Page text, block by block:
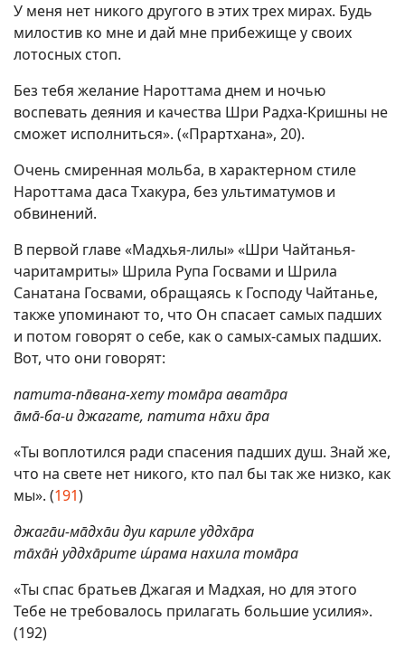
У меня нет никого другого в этих трех мирах. Будь
милостив ко мне и дай мне прибежище у своих
лотосных стоп.
Без тебя желание Нароттама днем и ночью
воспевать деяния и качества Шри Радха-Кришны не
сможет исполниться». («Прартхана», 20).
Очень смиренная мольба, в характерном стиле
Нароттама даса Тхакура, без ультиматумов и
обвинений.
В первой главе «Мадхья-лилы» «Шри Чайтанья-
чаритамриты» Шрила Рупа Госвами и Шрила
Санатана Госвами, обращаясь к Господу Чайтанье,
также упоминают то, что Он спасает самых падших
и потом говорят о себе, как о самых-самых падших.
Вот, что они говорят:
патита-пāвана-хету томāра аватāра
āмā-ба-и джагате, патита нāхи āра
«Ты воплотился ради спасения падших душ. Знай же,
что на свете нет никого, кто пал бы так же низко, как
мы». (191)
джагāи-мāдхāи дуи кариле уддхāра
тāхāн̇ уддхāрите ш́рама нахила томāра
«Ты спас братьев Джагая и Мадхая, но для этого
Тебе не требовалось прилагать большие усилия».
(192)